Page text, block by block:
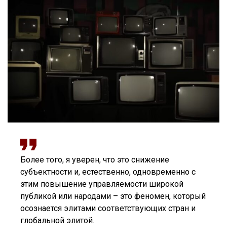
Более того, я уверен, что это снижение
субъектности и, естественно, одновременно с
этим повышение управляемости широкой
публикой или народами – это феномен, который
осознается элитами соответствующих стран и
глобальной элитой.